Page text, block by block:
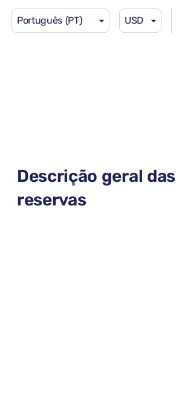
Português (PT) USD
Descrição geral das
reservas